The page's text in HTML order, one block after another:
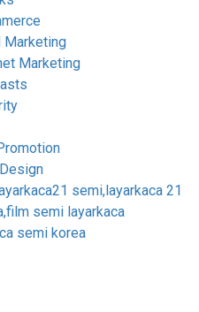
Marketing
Marketing
semi,layarkaca 21
semi layarkaca
semi korea